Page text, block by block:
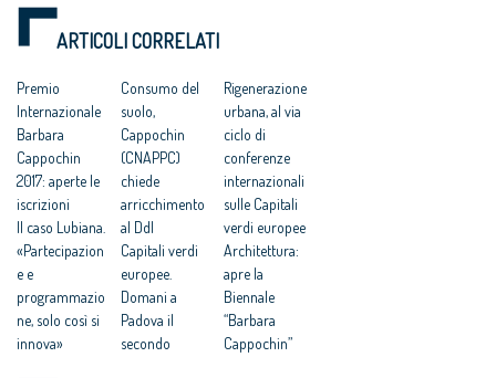
di Architettura “Barbara
Cappochin”ARTICOLI CORRELATI
Premio
Internazionale
Barbara
Cappochin
2017: aperte le
iscrizioni
Il caso Lubiana.
«Partecipazion
e e
programmazio
ne, solo così si
innova»
Consumo del
suolo,
Cappochin
(CNAPPC)
chiede
arricchimento
al Ddl
Capitali verdi
europee.
Domani a
Padova il
secondo
Rigenerazione
urbana, al via
ciclo di
conferenze
internazionali
sulle Capitali
verdi europee
Architettura:
apre la
Biennale
“Barbara
Cappochin”